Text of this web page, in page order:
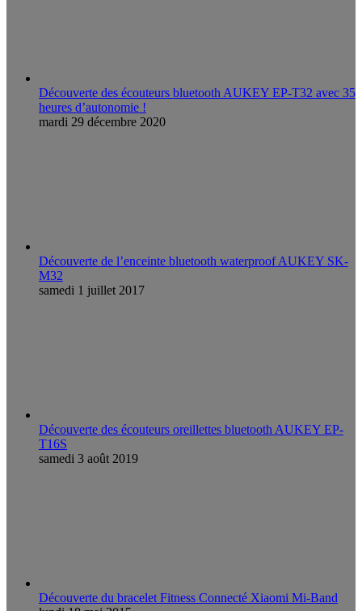
Découverte des écouteurs bluetooth AUKEY EP-T32 avec 35
heures d’autonomie !
mardi 29 décembre 2020
Découverte de l’enceinte bluetooth waterproof AUKEY SK-
M32
samedi 1 juillet 2017
Découverte des écouteurs oreillettes bluetooth AUKEY EP-
T16S
samedi 3 août 2019
Découverte du bracelet Fitness Connecté Xiaomi Mi-Band